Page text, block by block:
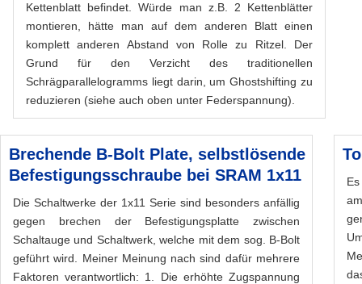
Kettenblatt befindet. Würde man z.B. 2 Kettenblätter
montieren, hätte man auf dem anderen Blatt einen
komplett anderen Abstand von Rolle zu Ritzel. Der
Grund für den Verzicht des traditionellen
Schrägparallelogramms liegt darin, um Ghostshifting zu
reduzieren (siehe auch oben unter Federspannung).
Brechende B-Bolt Plate, selbstlösende
Befestigungsschraube bei SRAM 1x11
Die Schaltwerke der 1x11 Serie sind besonders anfällig
gegen brechen der Befestigungsplatte zwischen
Schaltauge und Schaltwerk, welche mit dem sog. B-Bolt
geführt wird. Meiner Meinung nach sind dafür mehrere
Faktoren verantwortlich: 1. Die erhöhte Zugspannung